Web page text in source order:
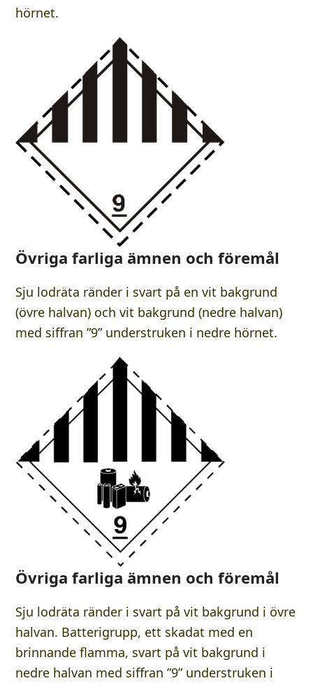
hörnet.
Övriga farliga ämnen och föremål
Sju lodräta ränder i svart på en vit bakgrund
(övre halvan) och vit bakgrund (nedre halvan)
med siffran ”9” understruken i nedre hörnet.
Övriga farliga ämnen och föremål
Sju lodräta ränder i svart på vit bakgrund i övre
halvan. Batterigrupp, ett skadat med en
brinnande flamma, svart på vit bakgrund i
nedre halvan med siffran ”9” understruken i